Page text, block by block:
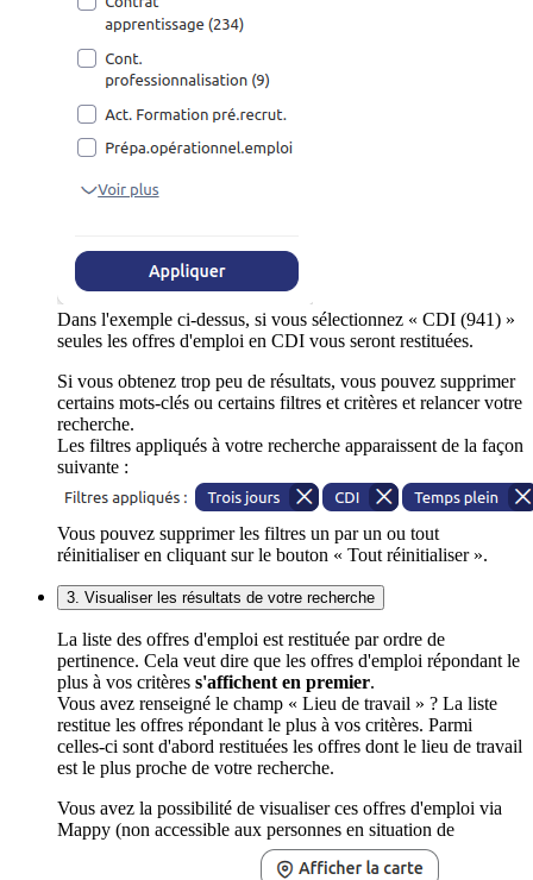
Dans l'exemple ci-dessus, si vous sélectionnez « CDI (941) »
seules les offres d'emploi en CDI vous seront restituées.
Si vous obtenez trop peu de résultats, vous pouvez supprimer
certains mots-clés ou certains filtres et critères et relancer votre
recherche.
Les filtres appliqués à votre recherche apparaissent de la façon
suivante :
Vous pouvez supprimer les filtres un par un ou tout
réinitialiser en cliquant sur le bouton « Tout réinitialiser ».
3. Visualiser les résultats de votre recherche
La liste des offres d'emploi est restituée par ordre de
pertinence. Cela veut dire que les offres d'emploi répondant le
plus à vos critères s'affichent en premier.
Vous avez renseigné le champ « Lieu de travail » ? La liste
restitue les offres répondant le plus à vos critères. Parmi
celles-ci sont d'abord restituées les offres dont le lieu de travail
est le plus proche de votre recherche.
Vous avez la possibilité de visualiser ces offres d'emploi via
Mappy (non accessible aux personnes en situation de